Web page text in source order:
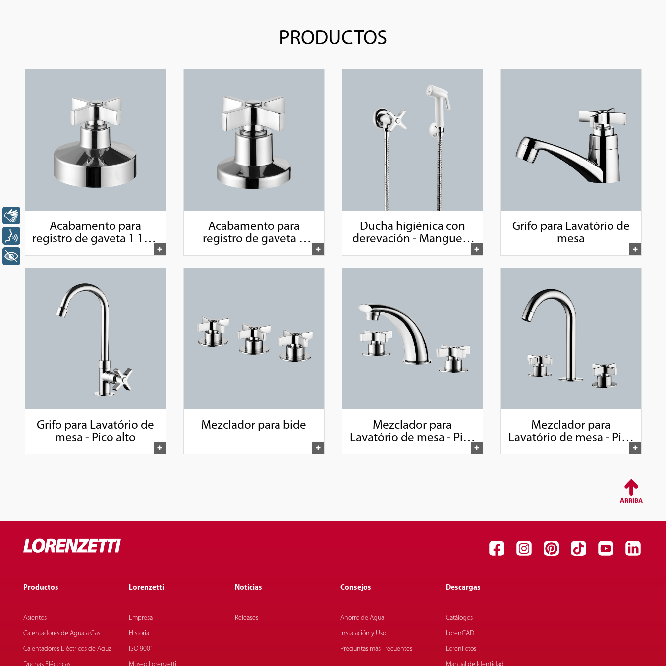
PRODUCTOS
Acabamento para
registro de gaveta 1 1/2"
Acabamento para
registro de gaveta e
pressão de 1", 1/2" e 3/4"
Ducha higiénica con
derevación - Manguera
Grifo para Lavatório de
mesa
Grifo para Lavatório de
mesa - Pico alto
Mezclador para bide
Mezclador para
Lavatório de mesa - Pico
Mezclador para
Lavatório de mesa - Pico
ARRIBA
Productos
Asientos
Calentadores de Agua a Gas
Calentadores Eléctricos de Agua
Duchas Eléctricas
Lorenzetti
Empresa
Historia
ISO 9001
Museo Lorenzetti
Noticias
Releases
Consejos
Ahorro de Agua
Instalación y Uso
Preguntas más Frecuentes
Descargas
Catálogos
LorenCAD
LorenFotos
Manual de Identidad
Voz
+ Acessibilidade